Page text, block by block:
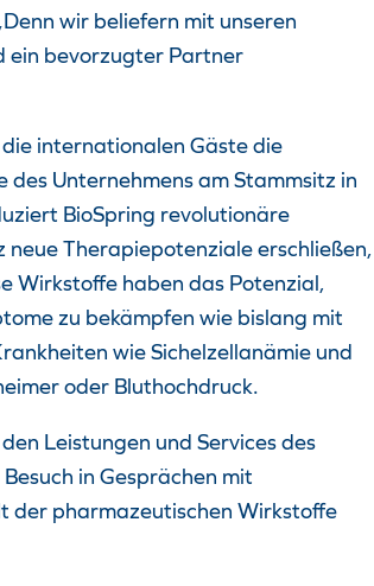
wir beliefern mit unseren
ein bevorzugter Partner
internationalen Gäste die
Unternehmens am Stammsitz in
BioSpring revolutionäre
Therapiepotenziale erschließen,
Wirkstoffe haben das Potenzial,
zu bekämpfen wie bislang mit
wie Sichelzellanämie und
oder Bluthochdruck.
Leistungen und Services des
in Gesprächen mit
der pharmazeutischen Wirkstoffe